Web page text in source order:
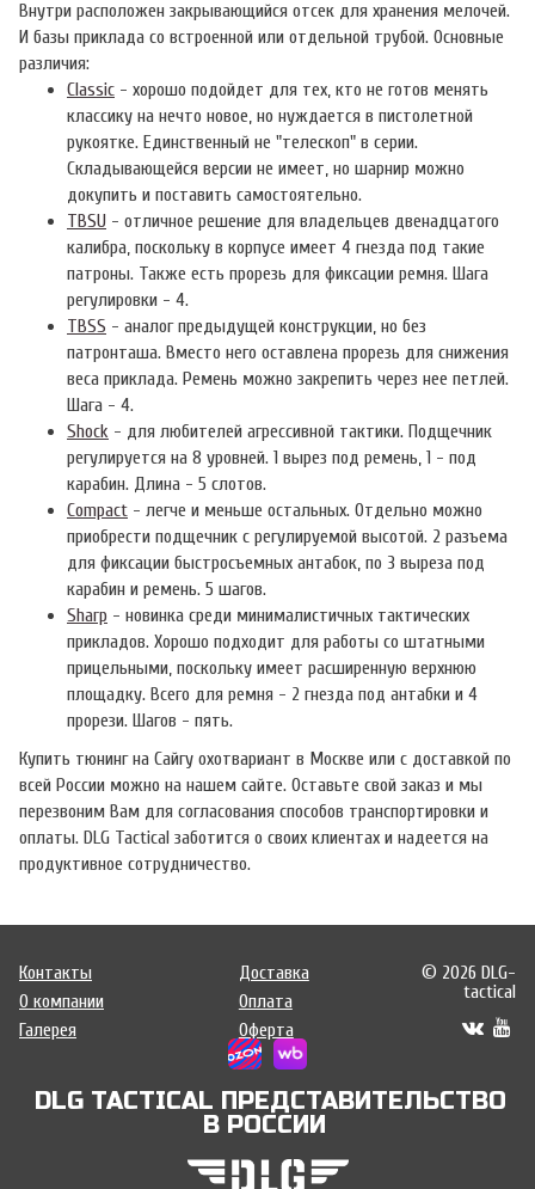
Внутри расположен закрывающийся отсек для хранения мелочей.
И базы приклада со встроенной или отдельной трубой. Основные
различия:
Classic - хорошо подойдет для тех, кто не готов менять
классику на нечто новое, но нуждается в пистолетной
рукоятке. Единственный не "телескоп" в серии.
Складывающейся версии не имеет, но шарнир можно
докупить и поставить самостоятельно.
TBSU - отличное решение для владельцев двенадцатого
калибра, поскольку в корпусе имеет 4 гнезда под такие
патроны. Также есть прорезь для фиксации ремня. Шага
регулировки - 4.
TBSS - аналог предыдущей конструкции, но без
патронташа. Вместо него оставлена прорезь для снижения
веса приклада. Ремень можно закрепить через нее петлей.
Шага - 4.
Shock - для любителей агрессивной тактики. Подщечник
регулируется на 8 уровней. 1 вырез под ремень, 1 - под
карабин. Длина - 5 слотов.
Compact - легче и меньше остальных. Отдельно можно
приобрести подщечник с регулируемой высотой. 2 разъема
для фиксации быстросъемных антабок, по 3 выреза под
карабин и ремень. 5 шагов.
Sharp - новинка среди минималистичных тактических
прикладов. Хорошо подходит для работы со штатными
прицельными, поскольку имеет расширенную верхнюю
площадку. Всего для ремня - 2 гнезда под антабки и 4
прорези. Шагов - пять.
Купить тюнинг на Сайгу охотвариант в Москве или с доставкой по
всей России можно на нашем сайте. Оставьте свой заказ и мы
перезвоним Вам для согласования способов транспортировки и
оплаты. DLG Tactical заботится о своих клиентах и надеется на
продуктивное сотрудничество.
Контакты
О компании
Галерея
Доставка
Оплата
Оферта
© 2026 DLG-
tactical
DLG TACTICAL ПРЕДСТАВИТЕЛЬСТВО
В РОССИИ